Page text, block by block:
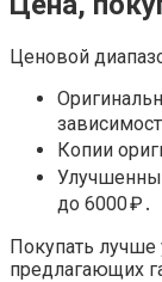
Ценовой
Копии
до 6000 ₽․
Покупать
предлагающих